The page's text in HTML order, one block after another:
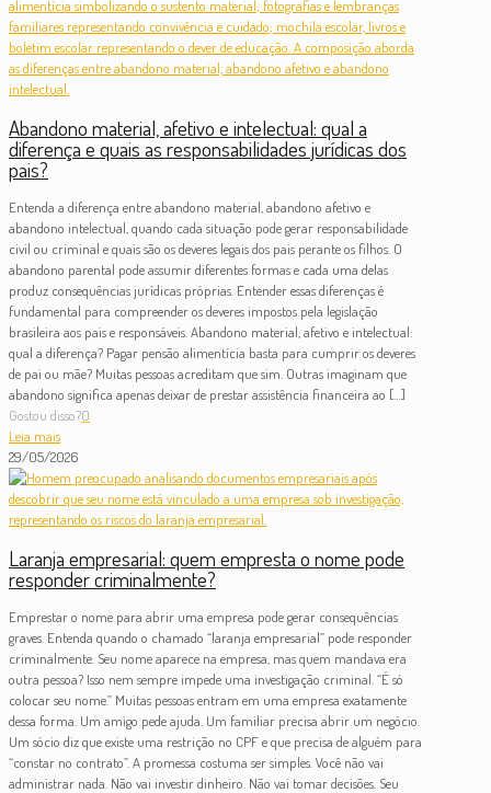
Abandono material, afetivo e intelectual: qual a
diferença e quais as responsabilidades jurídicas dos
pais?
Entenda a diferença entre abandono material, abandono afetivo e
abandono intelectual, quando cada situação pode gerar responsabilidade
civil ou criminal e quais são os deveres legais dos pais perante os filhos. O
abandono parental pode assumir diferentes formas e cada uma delas
produz consequências jurídicas próprias. Entender essas diferenças é
fundamental para compreender os deveres impostos pela legislação
brasileira aos pais e responsáveis. Abandono material, afetivo e intelectual:
qual a diferença? Pagar pensão alimentícia basta para cumprir os deveres
de pai ou mãe? Muitas pessoas acreditam que sim. Outras imaginam que
abandono significa apenas deixar de prestar assistência financeira ao […]
Gostou disso?0
Leia mais
29/05/2026
Laranja empresarial: quem empresta o nome pode
responder criminalmente?
Emprestar o nome para abrir uma empresa pode gerar consequências
graves. Entenda quando o chamado “laranja empresarial” pode responder
criminalmente. Seu nome aparece na empresa, mas quem mandava era
outra pessoa? Isso nem sempre impede uma investigação criminal. “É só
colocar seu nome.” Muitas pessoas entram em uma empresa exatamente
dessa forma. Um amigo pede ajuda. Um familiar precisa abrir um negócio.
Um sócio diz que existe uma restrição no CPF e que precisa de alguém para
“constar no contrato”. A promessa costuma ser simples. Você não vai
administrar nada. Não vai investir dinheiro. Não vai tomar decisões. Seu